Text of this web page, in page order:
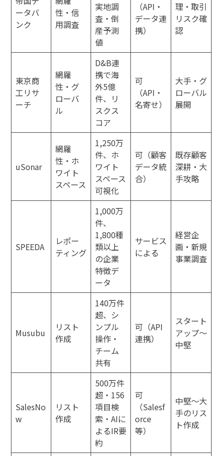
ータバ
ンク
性・信
用調査
実地調
査・倒
産予測
値
（API・
データ連
携）
理・取引
リスク確
認
東京商
工リサ
ーチ
網羅
性・グ
ローバ
ル
D&B連
携で海
外5億
件、リ
スクス
コア
可
（API・
名寄せ）
大手・グ
ローバル
展開
uSonar
網羅
性・ホ
ワイト
スペース
1,250万
件、ホ
ワイト
スペース
可視化
可（顧客
データ統
合）
既存顧客
深耕・大
手攻略
SPEEDA
レポー
ティング
1,000万
件、
1,800種
類以上
の企業
特徴デ
ータ
サービス
による
経営企
画・新規
事業調査
Musubu
リスト
作成
140万件
超、シ
ンプル
操作・
チーム
共有
可（API
連携）
スタート
アップ〜
中堅
SalesNo
w
リスト
作成
500万件
超・156
項目検
索・AIに
よるIR要
約
可
（Salesf
orce
等）
中堅〜大
手のリス
ト作成